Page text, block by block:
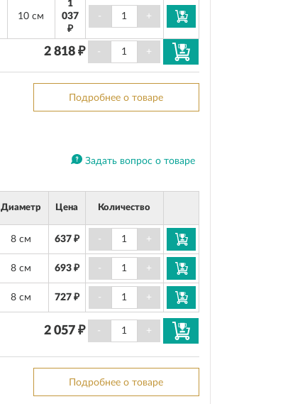
10 см
1
037
₽
- +
2 818 ₽ - +
Подробнее о товаре
Задать вопрос о товаре
Диаметр Цена Количество
8 см 637 ₽ - +
8 см 693 ₽ - +
8 см 727 ₽ - +
2 057 ₽ - +
Подробнее о товаре